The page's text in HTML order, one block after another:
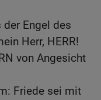
Engel des
Herr, HERR!
von Angesicht
Friede sei mit